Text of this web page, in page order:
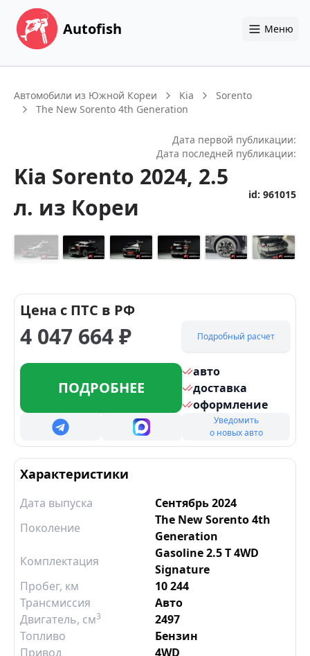
Autofish Меню
Автомобили из Южной Кореи Kia
Sorento
The New Sorento 4th Generation
Дата первой публикации:
Дата последней публикации:
Kia Sorento 2024, 2.5
л. из Кореи id: 961015
Цена с ПТС в РФ
4 047 664₽ Подробный расчет
ПОДРОБНЕЕ
авто
доставка
оформление
Уведомить
о новых авто
Характеристики
Дата выпуска
Сентябрь 2024
Поколение
The New Sorento 4th
Generation
Комплектация
Gasoline 2.5 T 4WD
Signature
Пробег, км
10 244
Трансмиссия
Авто
Двигатель, см3
2497
Топливо
Бензин
Привод
4WD